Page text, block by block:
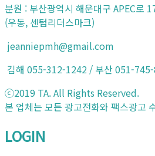
분원 : 부산광역시 해운대구 APEC로
(우동, 센텀리더스마크)
jeanniepmh@gmail.com
김해 055-312-1242 / 부산 051-
ⓒ2019 TA. All Rights Reserved.
본 업체는 모든 광고전화와 팩스광고
LOGIN